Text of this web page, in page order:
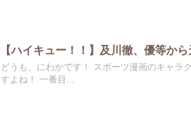
【ハイキュー！！】及川徹、優等か
どうも、にわかです！ スポーツ漫画のキャラ
すよね！ 一番目...